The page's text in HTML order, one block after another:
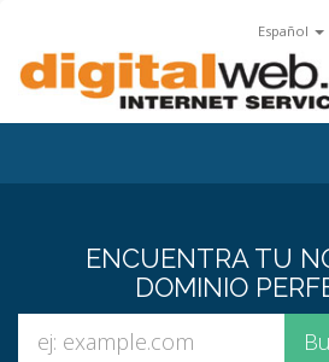
Español
ENCUENTRA TU
DOMINIO